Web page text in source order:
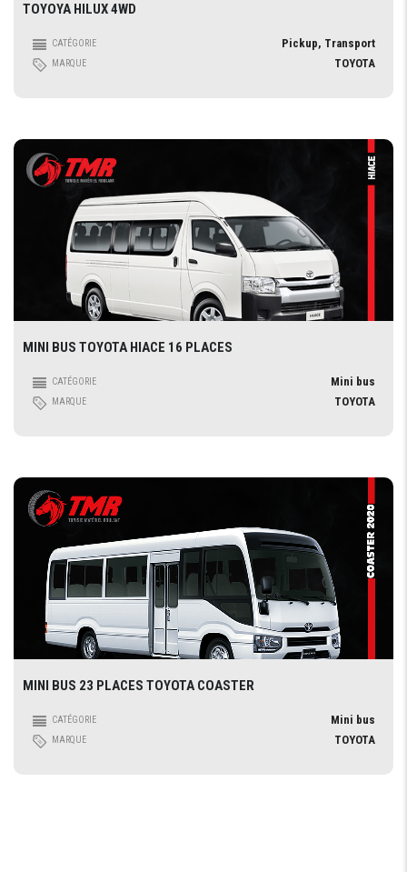
TOYOYA HILUX 4WD
CATÉGORIE Pickup, Transport
MARQUE TOYOTA
MINI BUS TOYOTA HIACE 16 PLACES
CATÉGORIE Mini bus
MARQUE TOYOTA
MINI BUS 23 PLACES TOYOTA COASTER
CATÉGORIE Mini bus
MARQUE TOYOTA